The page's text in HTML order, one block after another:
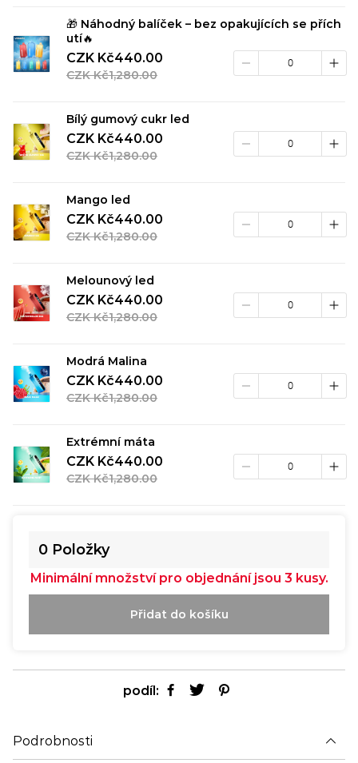
🎁 Náhodný balíček – bez opakujících se přích
utí🔥
CZK Kč440.00
CZK Kč1,280.00
Bílý gumový cukr led
CZK Kč440.00
CZK Kč1,280.00
Mango led
CZK Kč440.00
CZK Kč1,280.00
Melounový led
CZK Kč440.00
CZK Kč1,280.00
Modrá Malina
CZK Kč440.00
CZK Kč1,280.00
Extrémní máta
CZK Kč440.00
CZK Kč1,280.00
0 Položky
Minimální množství pro objednání jsou 3 kusy.
Přidat do košíku
podíl:
Podrobnosti